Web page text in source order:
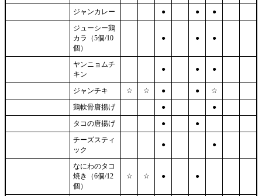
ジャンカレー ● ●
●
ジューシー鶏
カラ（5個/10
個）
● ● ●
ヤンニョムチ
キン
● ● ●
ジャンチキ ☆ ☆ ● ●
☆
鶏軟骨唐揚げ
●
●
タコの唐揚げ
●
●
チーズスティ
ック
● ●
なにわのタコ
焼き（6個/12
個）
☆ ☆ ● ●